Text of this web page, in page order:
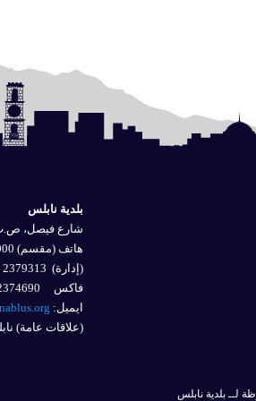
بلدية نابلس
شارع فيصل، ص.ب
هاتف (مقسم) 2390000 - 09
(إدارة)2379313 - 09
فاكس 2374690 - 09
ايميل:
(علاقات عامة)